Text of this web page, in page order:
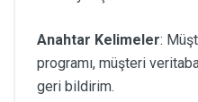
Anahtar Kelimeler:
programı, müşteri
geri bildirim.